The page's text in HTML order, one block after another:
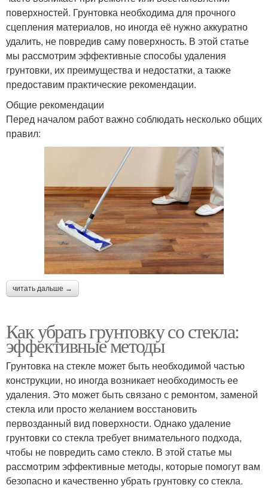
поверхностей. Грунтовка необходима для прочного
сцепления материалов, но иногда её нужно аккуратно
удалить, не повредив саму поверхность. В этой статье
мы рассмотрим эффективные способы удаления
грунтовки, их преимущества и недостатки, а также
предоставим практические рекомендации.
Общие рекомендации
Перед началом работ важно соблюдать несколько общих
правил:
читать дальше →
Как убрать грунтовку со стекла:
эффективные методы
Грунтовка на стекле может быть необходимой частью
конструкции, но иногда возникает необходимость ее
удаления. Это может быть связано с ремонтом, заменой
стекла или просто желанием восстановить
первозданный вид поверхности. Однако удаление
грунтовки со стекла требует внимательного подхода,
чтобы не повредить само стекло. В этой статье мы
рассмотрим эффективные методы, которые помогут вам
безопасно и качественно убрать грунтовку со стекла.